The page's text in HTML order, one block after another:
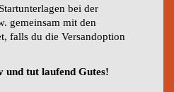
bei der
gemeinsam mit den
falls du die Versandoption
und tut laufend Gutes!